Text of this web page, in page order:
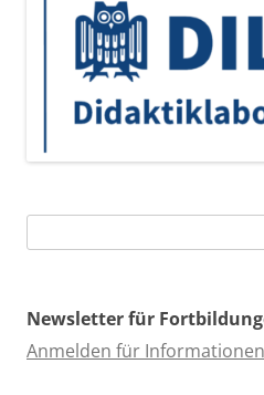
nach:
Newsletter für
Anmelden für